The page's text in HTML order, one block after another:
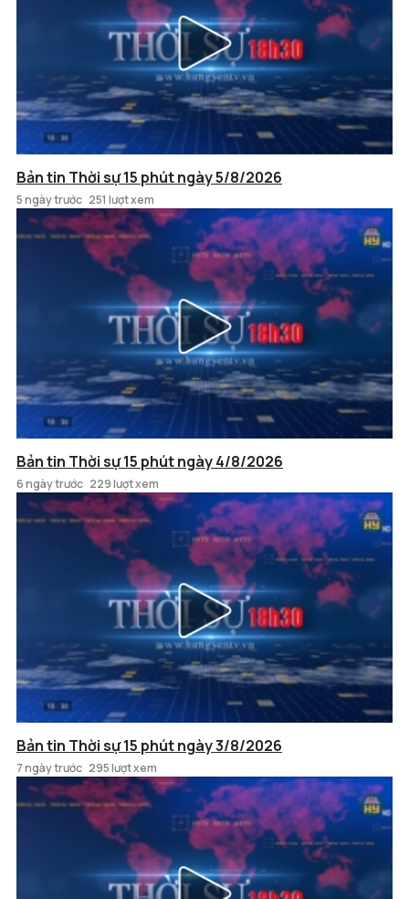
Bản tin Thời sự 15 phút ngày 5/8/2026
5 ngày trước 251 lượt xem
Bản tin Thời sự 15 phút ngày 4/8/2026
6 ngày trước 229 lượt xem
Bản tin Thời sự 15 phút ngày 3/8/2026
7 ngày trước 295 lượt xem